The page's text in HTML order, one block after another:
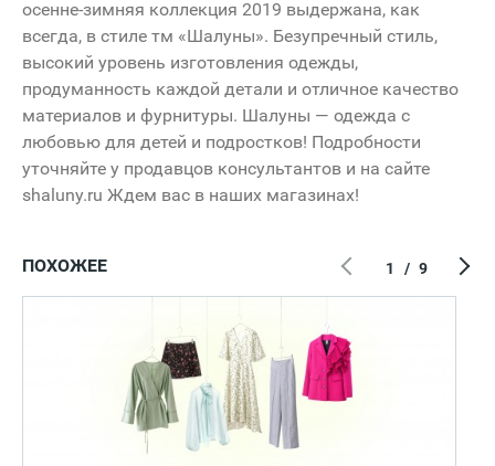
осенне-зимняя коллекция 2019 выдержана, как
всегда, в стиле тм «Шалуны». Безупречный стиль,
высокий уровень изготовления одежды,
продуманность каждой детали и отличное качество
материалов и фурнитуры. Шалуны — одежда с
любовью для детей и подростков! Подробности
уточняйте у продавцов консультантов и на сайте
shaluny.ru Ждем вас в наших магазинах!
ПОХОЖЕЕ 1 / 9